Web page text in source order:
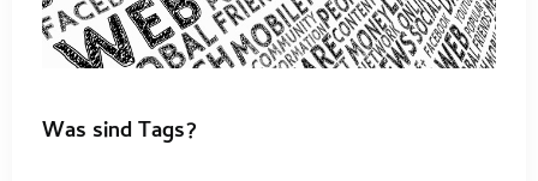
Was sind Tags?